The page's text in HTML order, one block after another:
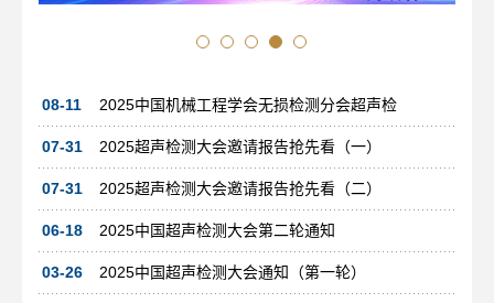
08-11 2025中国机械工程学会无损检测分会超声检
07-31 2025超声检测大会邀请报告抢先看（一）
07-31 2025超声检测大会邀请报告抢先看（二）
06-18 2025中国超声检测大会第二轮通知
03-26 2025中国超声检测大会通知（第一轮）